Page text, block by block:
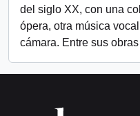
del siglo XX, con una
ópera, otra música
cámara. Entre sus